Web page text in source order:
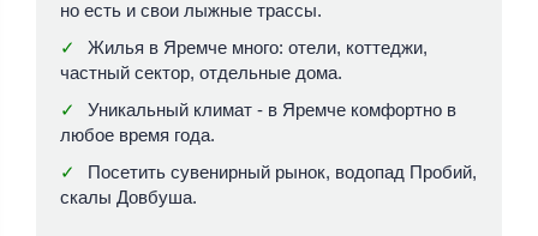
но есть и свои лыжные трассы.
Жилья в Яремче много: отели, коттеджи,
частный сектор, отдельные дома.
Уникальный климат - в Яремче комфортно в
любое время года.
Посетить сувенирный рынок, водопад Пробий,
скалы Довбуша.